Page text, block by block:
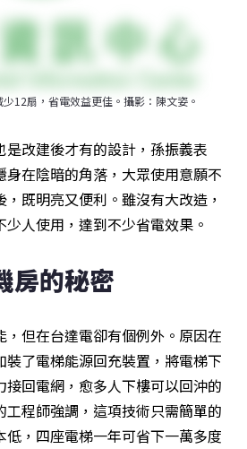
12扇，省電效益更佳。攝影：陳文姿。
是改建後才有的設計，孫振義表
身在陰暗的角落，大眾使用意願不
既明亮又便利。雖沒有大改造，
人使用，達到不少省電效果。
房的秘密
但在台達電卻有個例外。原因在
了電梯能源回充裝置，將電梯下
接回電網，愈多人下樓可以回沖的
工程師強調，這項技術只需簡單的
低，四座電梯一年可省下一萬多度